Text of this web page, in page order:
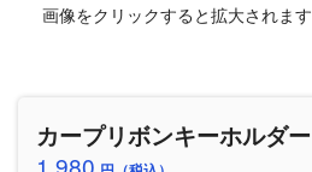
画像をクリックすると拡大されます
カープリボンキーホルダー
1,980